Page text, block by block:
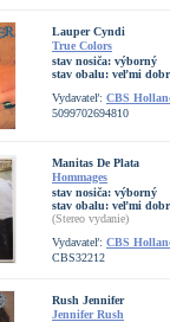
Lauper Cyndi
True Colors
stav nosiča: výborný
stav obalu: veľmi
Vydavateľ: CBS
5099702694810
Manitas De Plata
Hommages
stav nosiča: výborný
stav obalu: veľmi
(Stereo vydanie)
Vydavateľ: CBS
CBS32212
Rush Jennifer
Jennifer Rush